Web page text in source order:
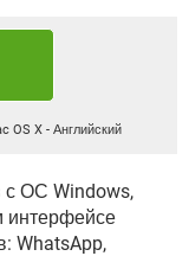
OS X - Английский
с ОС Windows,
интерфейсе
WhatsApp,